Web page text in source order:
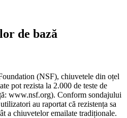
de bază
(NSF), chiuvetele din oțel
pot rezista la 2.000 de teste de
www.nsf.org). Conform sondajului
au raportat că rezistența sa
a chiuvetelor emailate tradiționale.